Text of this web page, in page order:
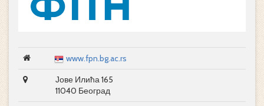
www.fpn.bg.ac.rs
Јове Илића 165
11040 Београд